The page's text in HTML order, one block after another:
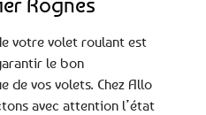
votre volet roulant est
le bon
de vos volets. Chez Allo
avec attention l’état